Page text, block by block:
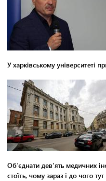
У харківському університеті
Об'єднати дев'ять медичних
стоїть, чому зараз і до чого